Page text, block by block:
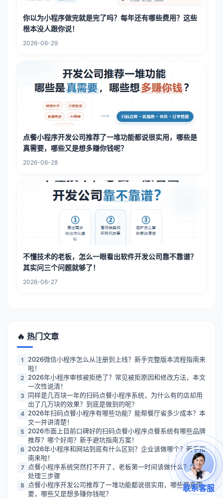
你以为小程序做完就是完了吗？每年还有哪些费用？这些
根本没人跟你说！
2026-06-29
点餐小程序开发公司推荐了一堆功能都说很实用，哪些是
真需要，哪些又是想多赚你钱呢？
2026-06-28
不懂技术的老板，怎么一眼看出软件开发公司靠不靠谱？
其实问三个问题就够了！
2026-06-27
🔥 热门文章
1
2026微信小程序怎么从注册到上线？新手完整版本流程指南来
啦！
2 2026年小程序审核被拒绝了？常见被拒原因和修改方法，本文
一次性说清！
3 同样是几百块一年的扫码点餐小程序系统，为什么有的店却用
出了几万块的效果？到底是做到的呢？
4 2026年扫码点餐小程序有哪些功能？能帮餐厅省多少成本？本
文一并讲清楚！
5 2026市面上目前口碑好的扫码点餐小程序点餐系统有哪些品牌
推荐？哪个好用？新手避坑指南方案！
6 2026年小程序和网站到底有什么区别？企业该做哪个？新手指
南来啦！
7
点餐小程序系统突然打不开了，老板第一时间该做什么？紧急
处理三步骤
8 点餐小程序开发公司推荐了一堆功能都说很实用，哪些是真需
要，哪些又是想多赚你钱呢？
联系客服